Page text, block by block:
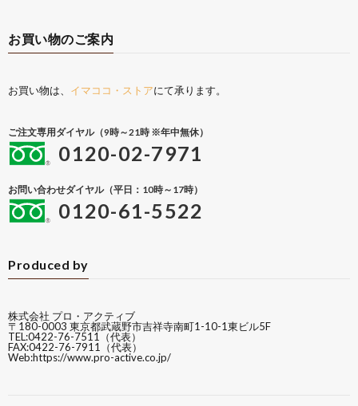
お買い物のご案内
お買い物は、 イマココ・ストアにて承ります。
ご注文専用ダイヤル（9時～21時 ※年中無休）
0120-02-7971
お問い合わせダイヤル（平日：10時～17時）
0120-61-5522
Produced by
株式会社 プロ・アクティブ
〒180-0003 東京都武蔵野市吉祥寺南町1-10-1東ビル5F
TEL:0422-76-7511（代表）
FAX:0422-76-7911（代表）
Web:https://www.pro-active.co.jp/